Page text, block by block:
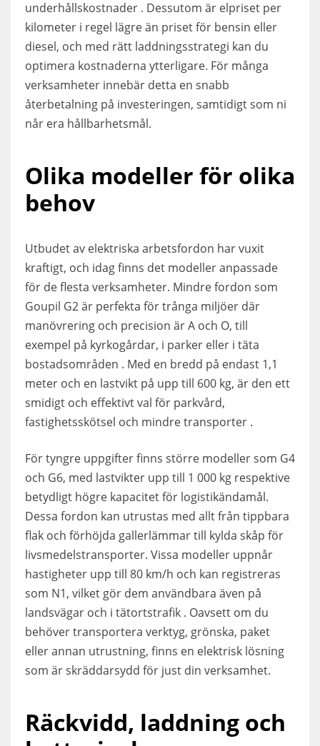
underhållskostnader . Dessutom är elpriset per
kilometer i regel lägre än priset för bensin eller
diesel, och med rätt laddningsstrategi kan du
optimera kostnaderna ytterligare. För många
verksamheter innebär detta en snabb
återbetalning på investeringen, samtidigt som ni
når era hållbarhetsmål.
Olika modeller för olika
behov
Utbudet av elektriska arbetsfordon har vuxit
kraftigt, och idag finns det modeller anpassade
för de flesta verksamheter. Mindre fordon som
Goupil G2 är perfekta för trånga miljöer där
manövrering och precision är A och O, till
exempel på kyrkogårdar, i parker eller i täta
bostadsområden . Med en bredd på endast 1,1
meter och en lastvikt på upp till 600 kg, är den ett
smidigt och effektivt val för parkvård,
fastighetsskötsel och mindre transporter .
För tyngre uppgifter finns större modeller som G4
och G6, med lastvikter upp till 1 000 kg respektive
betydligt högre kapacitet för logistikändamål.
Dessa fordon kan utrustas med allt från tippbara
flak och förhöjda gallerlämmar till kylda skåp för
livsmedelstransporter. Vissa modeller uppnår
hastigheter upp till 80 km/h och kan registreras
som N1, vilket gör dem användbara även på
landsvägar och i tätortstrafik . Oavsett om du
behöver transportera verktyg, grönska, paket
eller annan utrustning, finns en elektrisk lösning
som är skräddarsydd för just din verksamhet.
Räckvidd, laddning och